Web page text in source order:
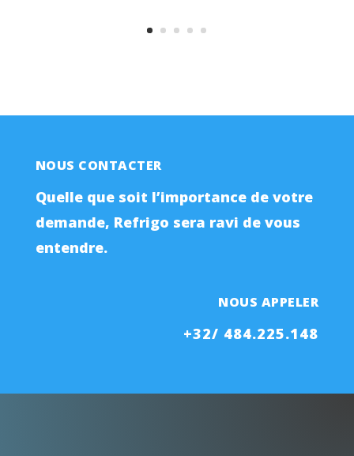
NOUS CONTACTER
Quelle que soit l’importance de votre
demande, Refrigo sera ravi de vous
entendre.
NOUS APPELER
+32/ 484.225.148